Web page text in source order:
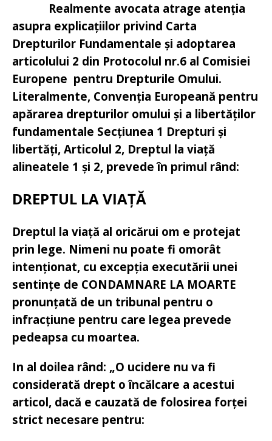
Realmente avocata atrage atenția
asupra explicațiilor privind Carta
Drepturilor Fundamentale și adoptarea
articolului 2 din Protocolul nr.6 al Comisiei
Europene pentru Drepturile Omului.
Literalmente, Convenția Europeană pentru
apărarea drepturilor omului și a libertăților
fundamentale Secțiunea 1 Drepturi și
libertăți, Articolul 2, Dreptul la viață
alineatele 1 și 2, prevede în primul rând:
DREPTUL LA VIAȚĂ
Dreptul la viață al oricărui om e protejat
prin lege. Nimeni nu poate fi omorât
intenționat, cu excepția executării unei
sentințe de CONDAMNARE LA MOARTE
pronunțată de un tribunal pentru o
infracțiune pentru care legea prevede
pedeapsa cu moartea.
In al doilea rând: „O ucidere nu va fi
considerată drept o încălcare a acestui
articol, dacă e cauzată de folosirea forței
strict necesare pentru: